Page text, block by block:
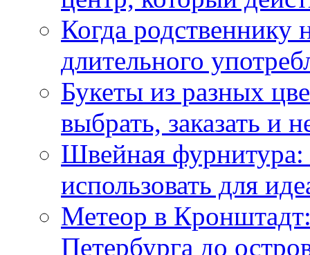
Когда
длительного
Букеты из разных
выбрать, заказать и
Швейная фурнитура:
использовать для
Метеор в
Петербурга до